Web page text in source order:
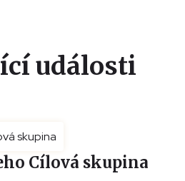
události
Cílová skupina